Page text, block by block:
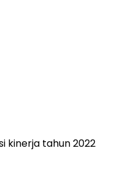
kinerja tahun 2022